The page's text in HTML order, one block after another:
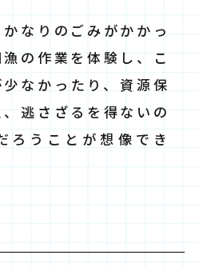
なりのごみがかかっ
の作業を体験し、こ
なかったり、資源保
逃さざるを得ないの
ろうことが想像でき